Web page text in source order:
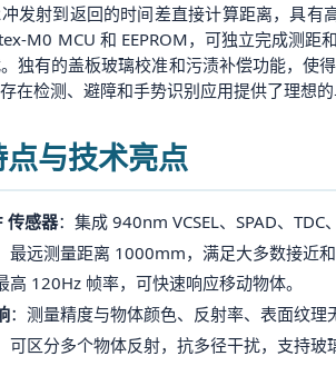
发射到返回的时间差直接计算距离，具有
M0 MCU 和 EEPROM，可独立完成测
独有的盖板玻璃校准和污渍补偿功能，使
在检测、避障和手势识别应用提供了理想
与技术亮点
传感器：集成 940nm VCSEL、SPAD、
最远测量距离 1000mm，满足大多数接近
高 120Hz 帧率，可快速响应移动物体。
：测量精度与物体颜色、反射率、表面纹
可区分多个物体反射，抗多径干扰，支持玻